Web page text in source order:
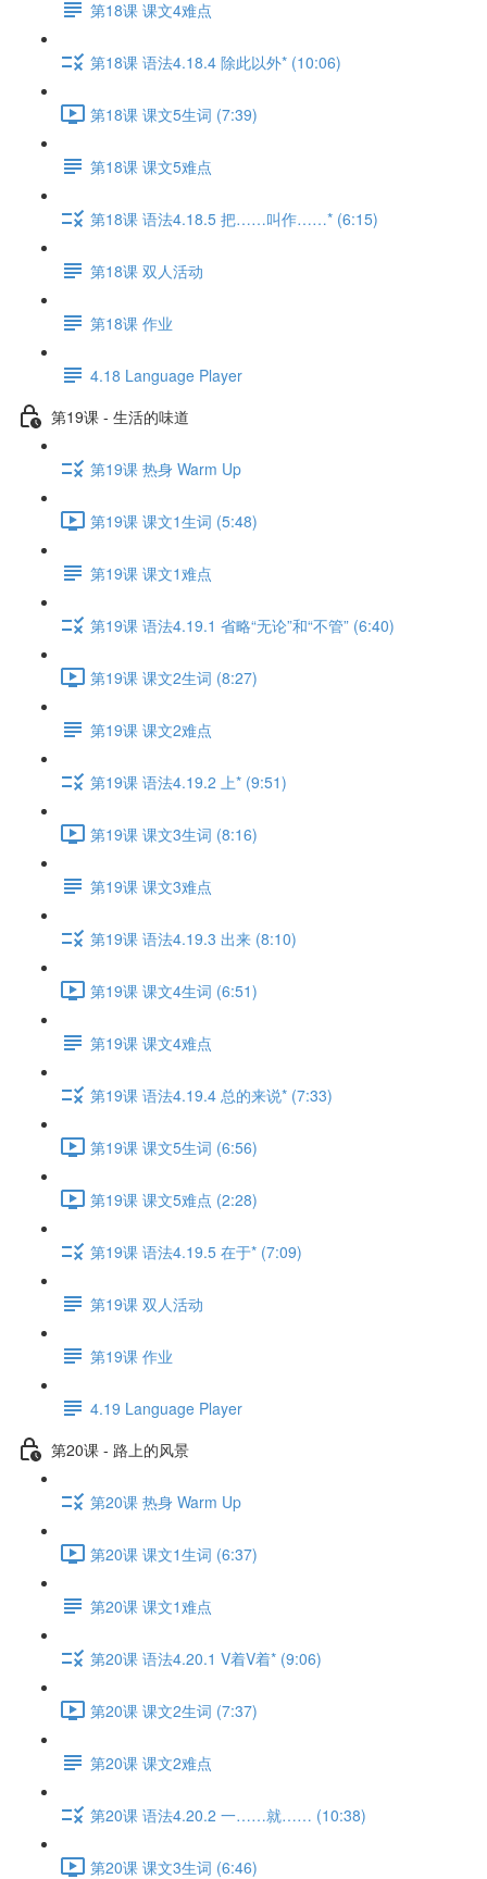
第18课 课文4难点
第18课 语法4.18.4 除此以外* (10:06)
第18课 课文5生词 (7:39)
第18课 课文5难点
第18课 语法4.18.5 把……叫作……* (6:15)
第18课 双人活动
第18课 作业
4.18 Language Player
第19课 - 生活的味道
第19课 热身 Warm Up
第19课 课文1生词 (5:48)
第19课 课文1难点
第19课 语法4.19.1 省略“无论”和“不管” (6:40)
第19课 课文2生词 (8:27)
第19课 课文2难点
第19课 语法4.19.2 上* (9:51)
第19课 课文3生词 (8:16)
第19课 课文3难点
第19课 语法4.19.3 出来 (8:10)
第19课 课文4生词 (6:51)
第19课 课文4难点
第19课 语法4.19.4 总的来说* (7:33)
第19课 课文5生词 (6:56)
第19课 课文5难点 (2:28)
第19课 语法4.19.5 在于* (7:09)
第19课 双人活动
第19课 作业
4.19 Language Player
第20课 - 路上的风景
第20课 热身 Warm Up
第20课 课文1生词 (6:37)
第20课 课文1难点
第20课 语法4.20.1 V着V着* (9:06)
第20课 课文2生词 (7:37)
第20课 课文2难点
第20课 语法4.20.2 一……就…… (10:38)
第20课 课文3生词 (6:46)